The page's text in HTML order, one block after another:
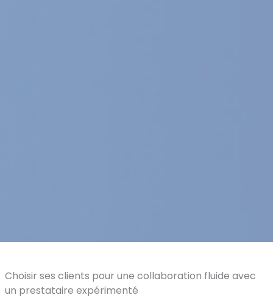
Choisir ses clients pour une collaboration fluide avec
un prestataire expérimenté